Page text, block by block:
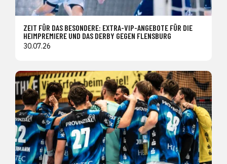
ZEIT FÜR DAS BESONDERE: EXTRA-VIP-ANGEBOTE FÜR DIE
HEIMPREMIERE UND DAS DERBY GEGEN FLENSBURG
30.07.26